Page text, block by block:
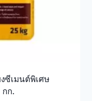
ซีเมนต์พิเศษ
ก.